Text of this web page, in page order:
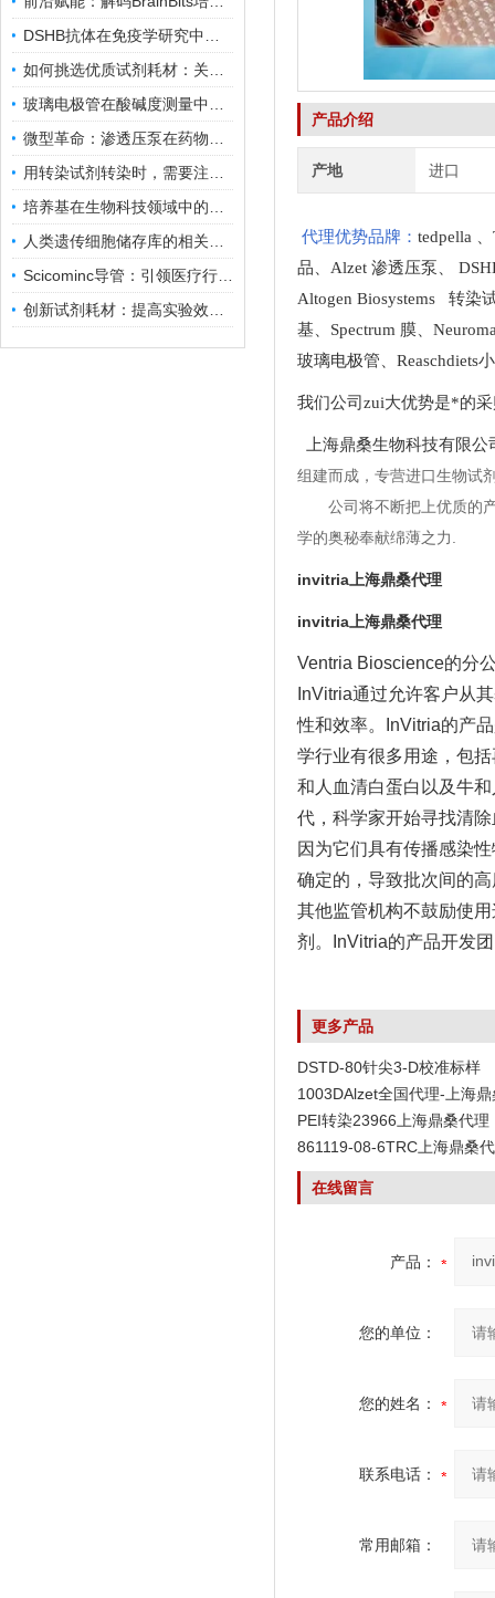
产品介绍
产地 进口
代理优势品牌： tedpella
品
Alzet 渗透压泵
Altogen Biosystems 转染
基
Spectrum 膜
玻璃电极管
Reaschdiets
我们公司zui大优势是*的
上海鼎桑生物科技有限公
组建而成，专营进口生物试
公司将不断把上优质的
学的奥秘奉献绵薄之力.
invitria上海鼎桑代理
invitria上海鼎桑代理
Ventria Bioscience的分
InVitria通过允许客户从
性和效率。InVitria的产
学行业有很多用途，包
和人血清白蛋白以及牛
代，科学家开始寻找清
因为它们具有传播感染
确定的，导致批次间的
其他监管机构不鼓励使
剂。InVitria的产品开发
更多产品
DSTD-80针尖3-D校准标样
1003DAlzet全国代理-上海鼎
PEI转染23966上海鼎桑代理
861119-08-6TRC上海鼎桑
在线留言
产品：
您的单位：
您的姓名：
联系电话：
常用邮箱：